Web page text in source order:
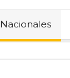
Nacionales